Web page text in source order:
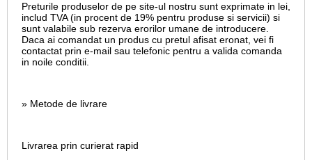
Preturile produselor de pe site-ul nostru sunt exprimate in lei,
includ TVA (in procent de 19% pentru produse si servicii) si
sunt valabile sub rezerva erorilor umane de introducere.
Daca ai comandat un produs cu pretul afisat eronat, vei fi
contactat prin e-mail sau telefonic pentru a valida comanda
in noile conditii.
» Metode de livrare
Livrarea prin curierat rapid